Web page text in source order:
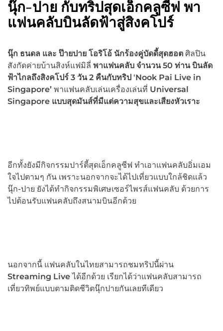
นุ๊ก-ปาย กับทริปสุดเอ็กคลูซีฟ พา
แฟนคลับบินลัดฟ้าสู่สิงคโปร์
นุ๊ก ธนดล และ ป๊ายปาย โอริโอ้ นักร้องคู่บัดดี้สุดฮอต ศิลปิน
สังกัดค่ายบ้านสิงห์แฟมิลี่ พาแฟนคลับ จำนวน50 ท่าน บินลัด
ฟ้าไกลถึงสิงคโปร์ 3 วัน 2 คืนกับทริป ‘Nook Pai Live in
Singapore’ พาแฟนคลับเล่นเครื่องเล่นที่ Universal
Singapore แบบสุดมันส์ที่มีแต่ความสุขและเสียงหัวเราะ
อีกทั้งยังมีกิจกรรมปาร์ตี้สุดเอ็กคลูซีฟ ทำเอาแฟนคลับอิ่มเอม
ใจไปตามๆ กัน เพราะนอกจากจะได้ไปเที่ยวแบบใกล้ชิดแล้ว
นุ๊ก-ปาย ยังได้ทำกิจกรรมพิเศษเซอร์ไพรส์แฟนคลับ ด้วยการ
ไปต้อนรับแฟนคลับถึงสนามบินอีกด้วย
นอกจากนี้ แฟนคลับในไทยสามารถชมทริปนี้ผ่าน
Streaming Liveได้อีกด้วย เรียกได้ว่าแฟนคลับสามารถ
เที่ยวทิพย์แบบตามติดชีวิตนุ๊กปายกันเลยทีเดียว